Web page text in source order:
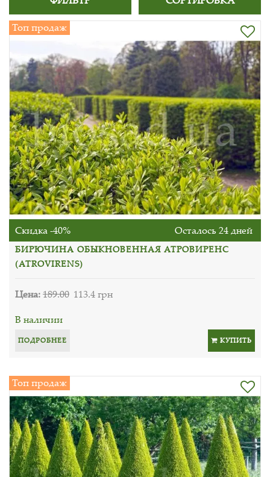
Топ продаж
Скидка -40% Осталось 24 дней
БИРЮЧИНА ОБЫКНОВЕННАЯ АТРОВИРЕНС
(ATROVIRENS)
Цена:189.00 113.4 грн
В наличии
ПОДРОБНЕЕ КУПИТЬ
Топ продаж